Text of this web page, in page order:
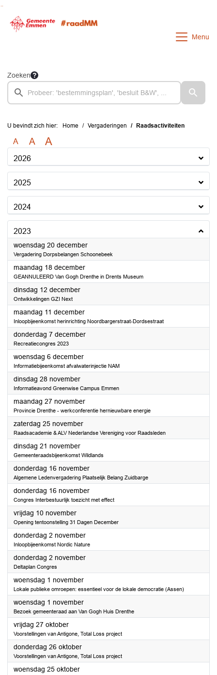
Menu
Zoeken
U bevindt zich hier: Home Vergaderingen Raadsactiviteiten
A A A
2026
2025
2024
2023
woensdag 20 december2023
Vergadering Dorpsbelangen Schoonebeek
maandag 18 december2023
GEANNULEERD Van Gogh Drenthe in Drents Museum
dinsdag 12 december2023
Ontwikkelingen GZI Next
maandag 11 december2023
Inloopbijeenkomst herinrichting Noordbargerstraat-Dordsestraat
donderdag 7 december2023
Recreatiecongres 2023
woensdag 6 december2023
Informatiebijeenkomst afvalwaterinjectie NAM
dinsdag 28 november2023
Informatieavond Greenwise Campus Emmen
maandag 27 november2023
Provincie Drenthe - werkconferentie hernieuwbare energie
zaterdag 25 november2023
Raadsacademie & ALV Nederlandse Vereniging voor Raadsleden
dinsdag 21 november2023
Gemeenteraadsbijeenkomst Wildlands
donderdag 16 november2023
Algemene Ledenvergadering Plaatselijk Belang Zuidbarge
donderdag 16 november2023
Congres Interbestuurlijk toezicht met effect
vrijdag 10 november2023
Opening tentoonstelling 31 Dagen December
donderdag 2 november2023
Inloopbijeenkomst Nordic Nature
donderdag 2 november2023
Deltaplan Congres
woensdag 1 november2023
Lokale publieke omroepen: essentieel voor de lokale democratie (Assen)
woensdag 1 november2023
Bezoek gemeenteraad aan Van Gogh Huis Drenthe
vrijdag 27 oktober2023
Voorstellingen van Antigone, Total Loss project
donderdag 26 oktober2023
Voorstellingen van Antigone, Total Loss project
woensdag 25 oktober2023